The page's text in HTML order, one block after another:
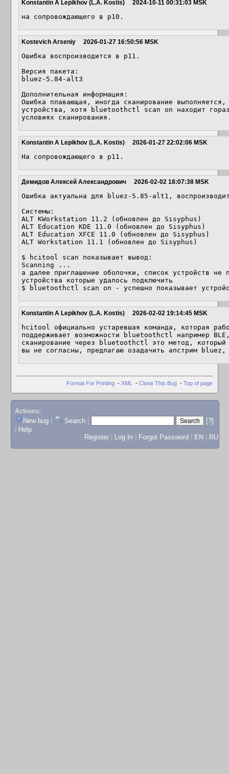
Konstantin A Lepikhov (L.A. Kostis) 2024-10-11 00:31:03 MSK
на сопровождающего в p10.
Kostevich Arseniy 2026-01-27 16:50:56 MSK
Ошибка воспроизводится в p11.
Версия пакета:
bluez-5.84-alt3
Дополнительная информация:
Ошибка плавающая, иногда сканирование
устройства, хотя bluetoothctl scan on находит
условиях сканирования.
Konstantin A Lepikhov (L.A. Kostis) 2026-01-27 22:02:06 MSK
На сопровождающего в p11.
Демидов Алексей Александрович 2026-02-02 18:07:38 MSK
Ошибка актуальна для bluez-5.85-alt1,
Системы:
ALT KWorkstation 11.2 (обновлен до Sisyphus)
ALT Education KDE 11.0 (обновлен до Sisyphus)
ALT Education XFCE 11.0 (обновлен до Sisyphus)
ALT Workstation 11.1 (обновлен до Sisyphus)
$ hcitool scan показывает вывод:
Scanning ...
а далее приглашение оболочки, список устройств не
устройства которые удалось подключить
$ bluetoothctl scan on - успешно показывает
Konstantin A Lepikhov (L.A. Kostis) 2026-02-02 19:14:45 MSK
hcitool официально устаревшая команда, которая
поддерживает возможности bluetoothctl например
сканирование через bluetoothctl это метод,
вы не согласны, предлагаю озадачить апстрим
Format For Printing - XML - Clone This Bug - Top of page
Actions:
New bug
Search
[?]
Help
Register
Log In Forgot Password EN RU